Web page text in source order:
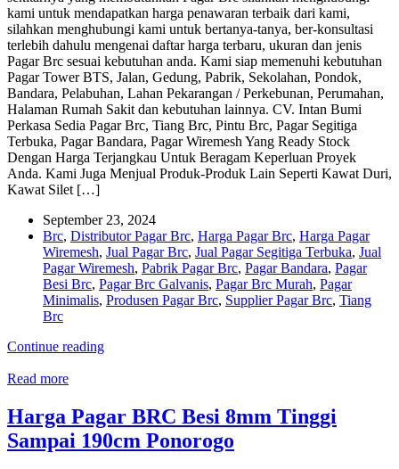
kami untuk mendapatkan harga penawaran terbaik dari kami,
silahkan menghubungi kami untuk bertanya-tanya, ber-konsultasi
terlebih dahulu mengenai daftar harga terbaru, ukuran dan jenis
Pagar Brc sesuai kebutuhan anda. Kami siap memenuhi kebutuhan
Pagar Tower BTS, Jalan, Gedung, Pabrik, Sekolahan, Pondok,
Bandara, Pelabuhan, Lahan Pekarangan / Perkebunan, Perumahan,
Halaman Rumah Sakit dan kebutuhan lainnya. CV. Intan Bumi
Perkasa Sedia Pagar Brc, Tiang Brc, Pintu Brc, Pagar Segitiga
Terbuka, Pagar Bandara, Pagar Wiremesh Yang Ready Stock
Dengan Harga Terjangkau Untuk Beragam Keperluan Proyek
Anda. Kami Juga Menjual Produk-Produk Lain Seperti Kawat Duri,
Kawat Silet […]
September 23, 2024
Brc, Distributor Pagar Brc, Harga Pagar Brc, Harga Pagar
Wiremesh, Jual Pagar Brc, Jual Pagar Segitiga Terbuka, Jual
Pagar Wiremesh, Pabrik Pagar Brc, Pagar Bandara, Pagar
Besi Brc, Pagar Brc Galvanis, Pagar Brc Murah, Pagar
Minimalis, Produsen Pagar Brc, Supplier Pagar Brc, Tiang
Brc
Continue reading
Read more
Harga Pagar BRC Besi 8mm Tinggi
Sampai 190cm Ponorogo